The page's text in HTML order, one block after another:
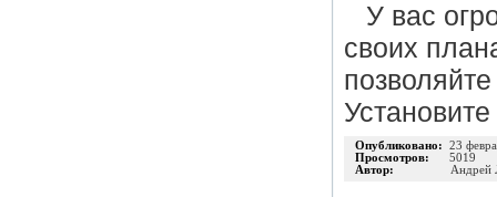
У вас
своих
Опубликовано: 23
Просмотров: 5019
Автор:
Андрей